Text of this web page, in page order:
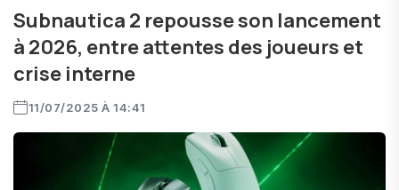
Subnautica 2 repousse son lancement
à 2026, entre attentes des joueurs et
crise interne
11/07/2025 À 14:41